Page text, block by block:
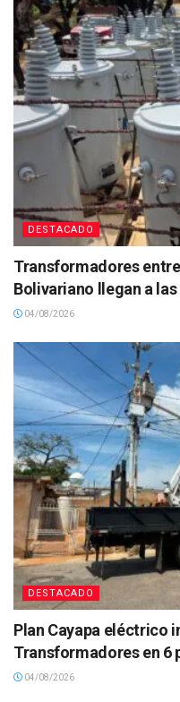
DESTACADO
Transformadores
Bolivariano llegan a
04/08/2026
DESTACADO
Plan Cayapa eléctrico
Transformadores en 6
04/08/2026